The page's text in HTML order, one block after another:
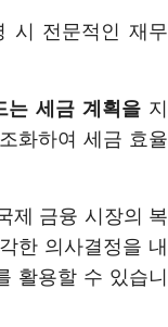
시 전문적인 재무
는 세금 계획을 지
화하여 세금 효율
제 금융 시장의 복
한 의사결정을 내
활용할 수 있습니